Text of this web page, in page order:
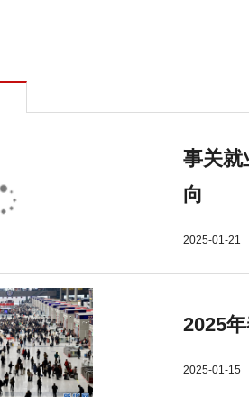
事关就
向
2025-01-21
2025
2025-01-15